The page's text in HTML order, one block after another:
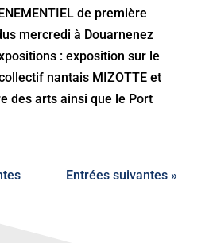
de première
mercredi à Douarnenez
: exposition sur le
nantais MIZOTTE et
des arts ainsi que le Port
Entrées suivantes »